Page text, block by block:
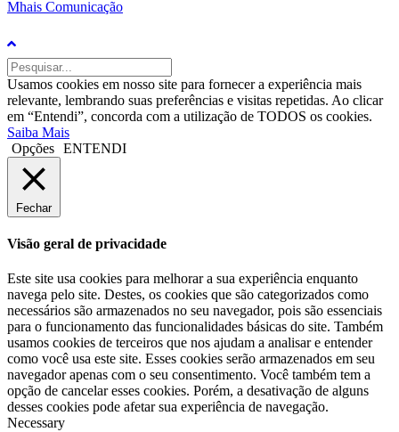
Mhais Comunicação
Usamos cookies em nosso site para fornecer a experiência mais
relevante, lembrando suas preferências e visitas repetidas. Ao clicar
em “Entendi”, concorda com a utilização de TODOS os cookies.
Saiba Mais
Opções ENTENDI
Fechar
Visão geral de privacidade
Este site usa cookies para melhorar a sua experiência enquanto
navega pelo site. Destes, os cookies que são categorizados como
necessários são armazenados no seu navegador, pois são essenciais
para o funcionamento das funcionalidades básicas do site. Também
usamos cookies de terceiros que nos ajudam a analisar e entender
como você usa este site. Esses cookies serão armazenados em seu
navegador apenas com o seu consentimento. Você também tem a
opção de cancelar esses cookies. Porém, a desativação de alguns
desses cookies pode afetar sua experiência de navegação.
Necessary